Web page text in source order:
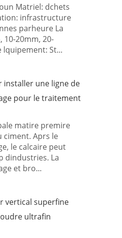
Matriel: dchets
infrastructure
parheure La
10-20mm, 20-
St...
installer une ligne de
pour le traitement
matire premire
Aprs le
le calcaire peut
dindustries. La
et bro...
vertical superfine
ultrafin